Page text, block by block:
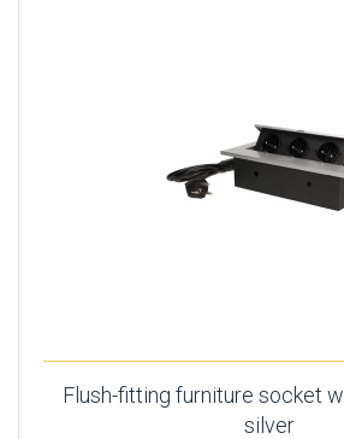
Flush-fitting furniture socket
silver